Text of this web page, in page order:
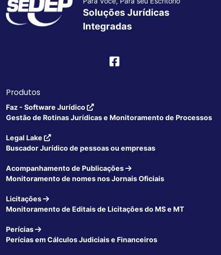
Soluções Jurídicas
Integradas
Produtos
Faz - Software Jurídico
Gestão de Rotinas Jurídicas e Monitoramento de Processos
Legal Lake
Buscador Jurídico de pessoas ou empresas
Acompanhamento de Publicações
Monitoramento de nomes nos Jornais Oficiais
Licitações
Monitoramento de Editais de Licitações do MS e MT
Perícias
Perícias em Cálculos Judiciais e Financeiros